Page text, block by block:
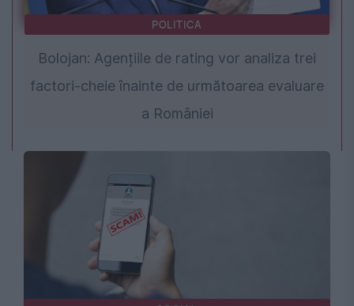
POLITICA
Bolojan: Agențiile de rating vor analiza trei
factori-cheie înainte de următoarea evaluare
a României